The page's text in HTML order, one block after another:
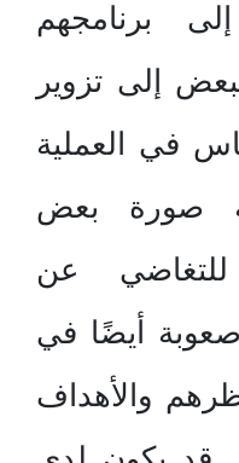
برنامجهم
إلى تزوير
في العملية
صورة بعض
للتغاضي عن
صعوبة أيضًا في
والأهداف